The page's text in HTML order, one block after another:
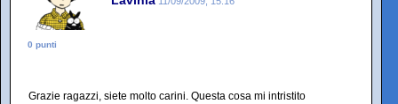
0 punti
Grazie ragazzi, siete molto carini. Questa cosa mi intristito